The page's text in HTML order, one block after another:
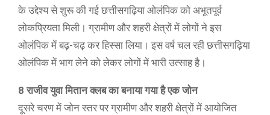
के उद्देश्य से शुरू की गई छत्तीसगढ़िया ओलंपिक को अभूतपूर्व
लोकप्रियता मिली। ग्रामीण और शहरी क्षेत्रों में लोगों ने इस
ओलंपिक में बढ़-चढ़ कर हिस्सा लिया। इस वर्ष चल रही छत्तीसगढ़िया
ओलंपिक में भाग लेने को लेकर लोगों में भारी उत्साह है।
8 राजीव युवा मितान क्लब का बनाया गया है एक जोन
दूसरे चरण में जोन स्तर पर ग्रामीण और शहरी क्षेत्रों में आयोजित